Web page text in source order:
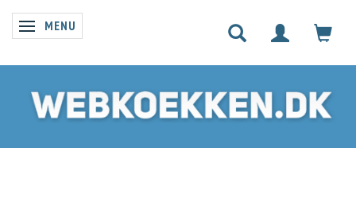
SKIFTE NAVIGATION
MENU